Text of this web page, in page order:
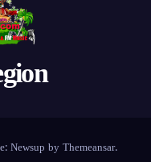
Newsup by Themeansar.